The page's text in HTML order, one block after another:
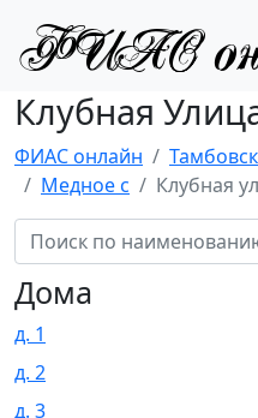
Клубная
ФИАС онлайн
Медное с
Клубная ул
Дома
д. 1
д. 2
д. 3